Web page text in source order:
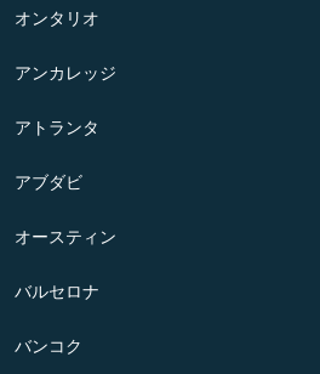
オンタリオ
アンカレッジ
アトランタ
アブダビ
オースティン
バルセロナ
バンコク